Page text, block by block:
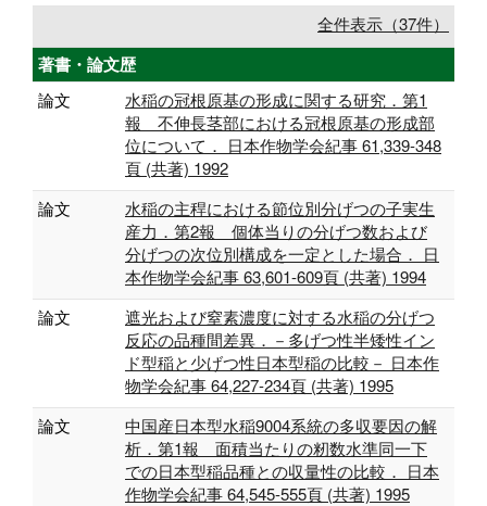
全件表示（37件）
著書・論文歴
論文
水稲の冠根原基の形成に関する研究．第1
報 不伸長茎部における冠根原基の形成部
位について． 日本作物学会紀事 61,339-348
頁 (共著) 1992
論文
水稲の主稈における節位別分げつの子実生
産力．第2報 個体当りの分げつ数および
分げつの次位別構成を一定とした場合． 日
本作物学会紀事 63,601-609頁 (共著) 1994
論文
遮光および窒素濃度に対する水稲の分げつ
反応の品種間差異．－多げつ性半矮性イン
ド型稲と少げつ性日本型稲の比較－ 日本作
物学会紀事 64,227-234頁 (共著) 1995
論文
中国産日本型水稲9004系統の多収要因の解
析．第1報 面積当たりの籾数水準同一下
での日本型稲品種との収量性の比較． 日本
作物学会紀事 64,545-555頁 (共著) 1995